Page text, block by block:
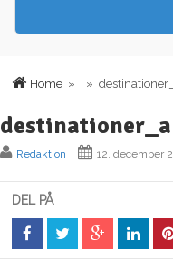
Home » »
Redaktion 12. december
DEL PÅ